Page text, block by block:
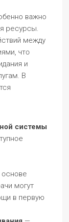
важно
ресурсы.
между
что
и
В
системы
могут
в первую